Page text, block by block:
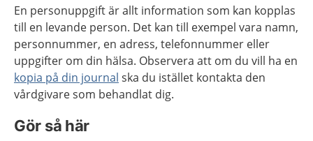
En personuppgift är allt information som kan kopplas
till en levande person. Det kan till exempel vara namn,
personnummer, en adress, telefonnummer eller
uppgifter om din hälsa. Observera att om du vill ha en
kopia på din journal ska du istället kontakta den
vårdgivare som behandlat dig.
Gör så här